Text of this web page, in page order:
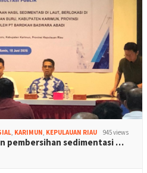
, KARIMUN, KEPULAUAN RIAU 945 views
pembersihan sedimentasi …